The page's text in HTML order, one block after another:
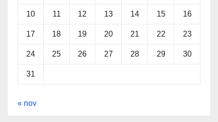
10 11 12 13 14 15 16
17 18 19 20 21 22 23
24 25 26 27 28 29 30
31
« nov